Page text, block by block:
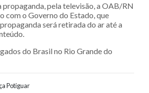
propaganda, pela televisão, a OAB/RN
com o Governo do Estado, que
será retirada do ar até a
do Brasil no Rio Grande do
Potiguar